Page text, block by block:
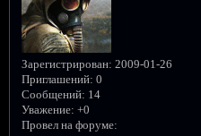
Зарегистрирован: 2009-01-26
Приглашений: 0
Сообщений: 14
Уважение: +0
Провел на форуме: